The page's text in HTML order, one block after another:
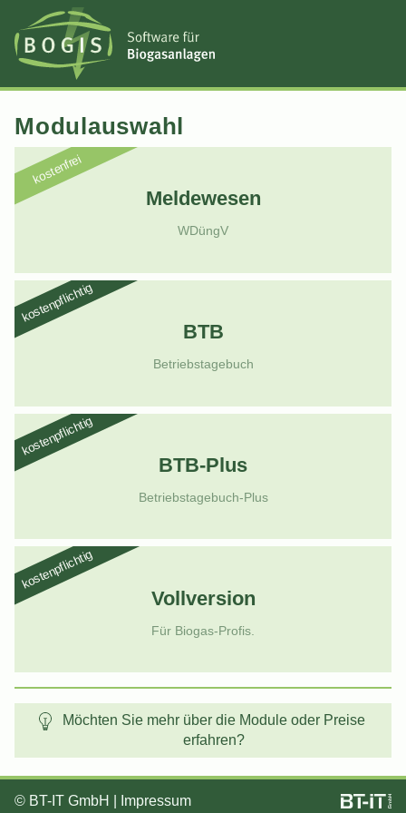
Modulauswahl
Meldewesen
WDüngV
kostenfrei
BTB
Betriebstagebuch
kostenpflichtig
BTB-Plus
Betriebstagebuch-Plus
kostenpflichtig
Vollversion
Für Biogas-Profis.
kostenpflichtig
Möchten Sie mehr über die Module oder Preise
erfahren?
© BT-IT GmbH Impressum